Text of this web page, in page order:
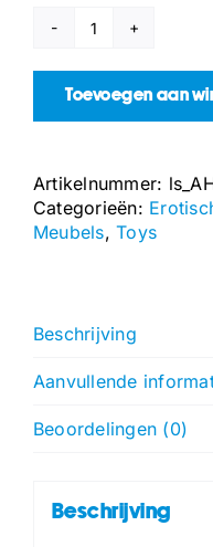
Bondage
Set
Toevoegen aan
Artikelnummer:
Categorieën:
Meubels,Toys
Beschrijving
Aanvullende
Beoordelingen (0)
Beschrijving